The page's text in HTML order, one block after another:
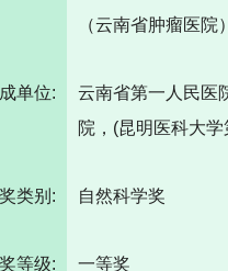
（云南省肿瘤医院
单位:
云南省第一人民医
院，(昆明医科大学
类别: 自然科学奖
等级: 一等奖